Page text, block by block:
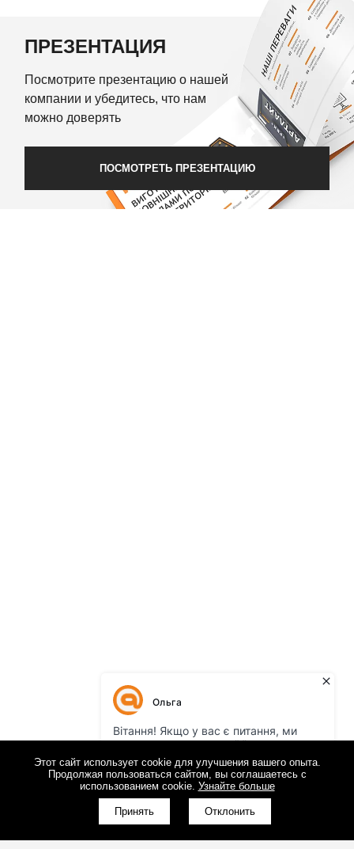
ПРЕЗЕНТАЦИЯ
Посмотрите презентацию о нашей
компании и убедитесь, что нам
можно доверять
ПОСМОТРЕТЬ ПРЕЗЕНТАЦИЮ
Этот сайт использует cookie для улучшения вашего опыта.
Продолжая пользоваться сайтом, вы соглашаетесь с
использованием cookie. Узнайте больше
Принять Отклонить